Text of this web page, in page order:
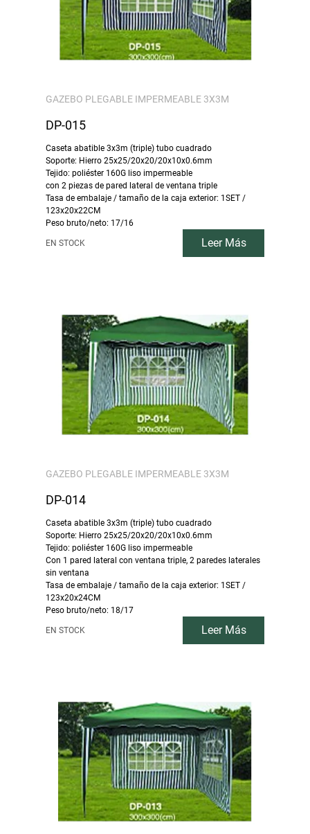
GAZEBO PLEGABLE IMPERMEABLE 3X3M
DP-015
Caseta abatible 3x3m (triple) tubo cuadrado
Soporte: Hierro 25x25/20x20/20x10x0.6mm
Tejido: poliéster 160G liso impermeable
con 2 piezas de pared lateral de ventana triple
Tasa de embalaje / tamaño de la caja exterior: 1SET /
123x20x22CM
Peso bruto/neto: 17/16
EN STOCK Leer Más
GAZEBO PLEGABLE IMPERMEABLE 3X3M
DP-014
Caseta abatible 3x3m (triple) tubo cuadrado
Soporte: Hierro 25x25/20x20/20x10x0.6mm
Tejido: poliéster 160G liso impermeable
Con 1 pared lateral con ventana triple, 2 paredes laterales
sin ventana
Tasa de embalaje / tamaño de la caja exterior: 1SET /
123x20x24CM
Peso bruto/neto: 18/17
EN STOCK Leer Más